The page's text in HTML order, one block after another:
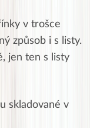
v trošce
způsob i s listy.
jen ten s listy
skladované v